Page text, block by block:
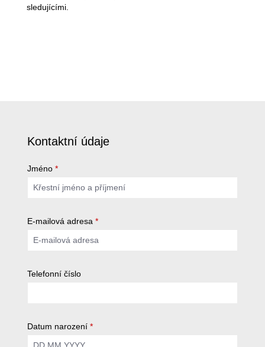
sledujícími.
Kontaktní údaje
Jméno *
E-mailová adresa *
Telefonní číslo
Datum narození *